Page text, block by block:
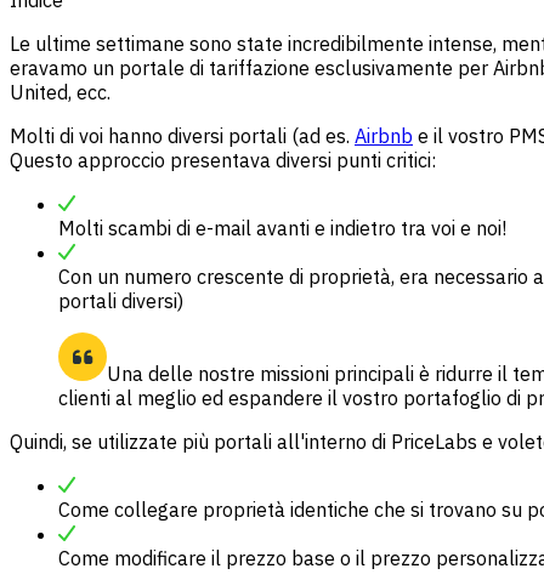
Le ultime settimane sono state incredibilmente intense,
eravamo un portale di tariffazione esclusivamente per
United, ecc.
Molti di voi hanno diversi portali (ad es. Airbnb e il vostro
Questo approccio presentava diversi punti critici:
Molti scambi di e-mail avanti e indietro tra voi e noi!
Con un numero crescente di proprietà, era
portali diversi)
Una delle nostre missioni principali è ridurre il
clienti al meglio ed espandere il vostro portafoglio di
Quindi, se utilizzate più portali all'interno di PriceLabs e
Come collegare proprietà identiche che si trovano su
Come modificare il prezzo base o il prezzo